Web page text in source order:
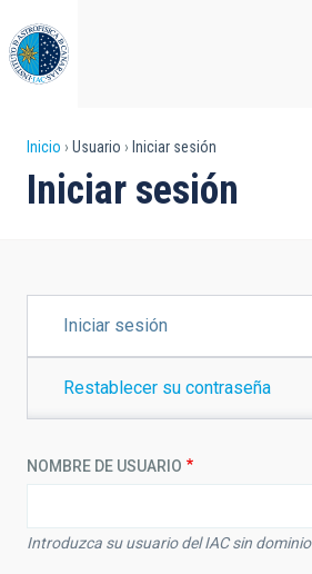
al
contenido
principal
Sobrescribir
enlaces
la
navegación
Inicio Usuario Iniciar sesión
Iniciar sesión
PRINCIPALES
Iniciar sesión
Restablecer su contraseña
NOMBRE DE USUARIO
Introduzca su usuario del IAC sin dominio